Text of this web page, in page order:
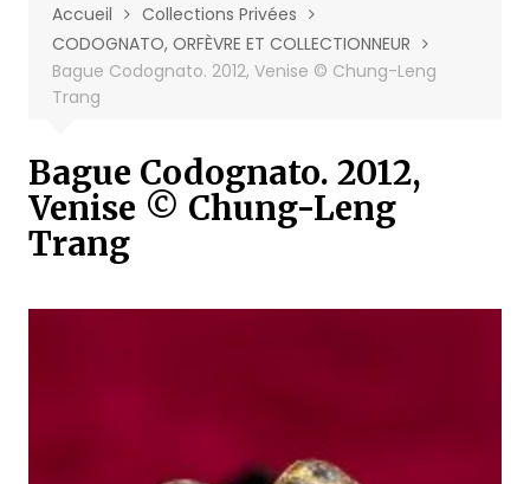
Accueil
Collections Privées
CODOGNATO, ORFÈVRE ET COLLECTIONNEUR
Bague Codognato. 2012, Venise © Chung-Leng
Trang
Bague Codognato. 2012,
Venise © Chung-Leng
Trang